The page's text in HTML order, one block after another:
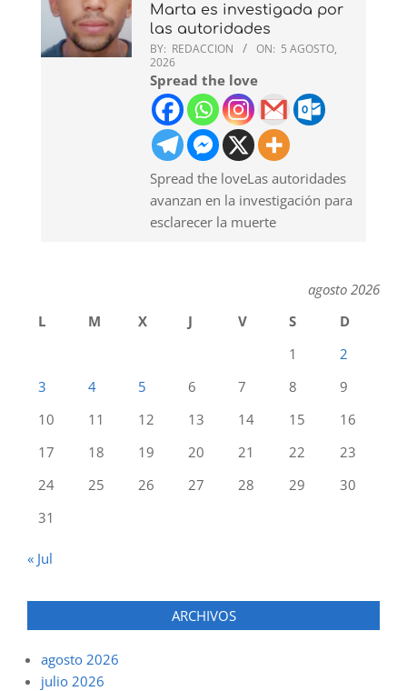
Marta es investigada por
las autoridades
BY: REDACCION ON: 5 AGOSTO,
2026
Spread the love
Spread the loveLas autoridades
avanzan en la investigación para
esclarecer la muerte
agosto 2026
L
M X J V S
D
1
2
3
4 5 6 7 8
9
10
11 12 13 14 15
16
17
18 19 20 21 22
23
24
25 26 27 28 29
30
31
« Jul
ARCHIVOS
agosto 2026
julio 2026